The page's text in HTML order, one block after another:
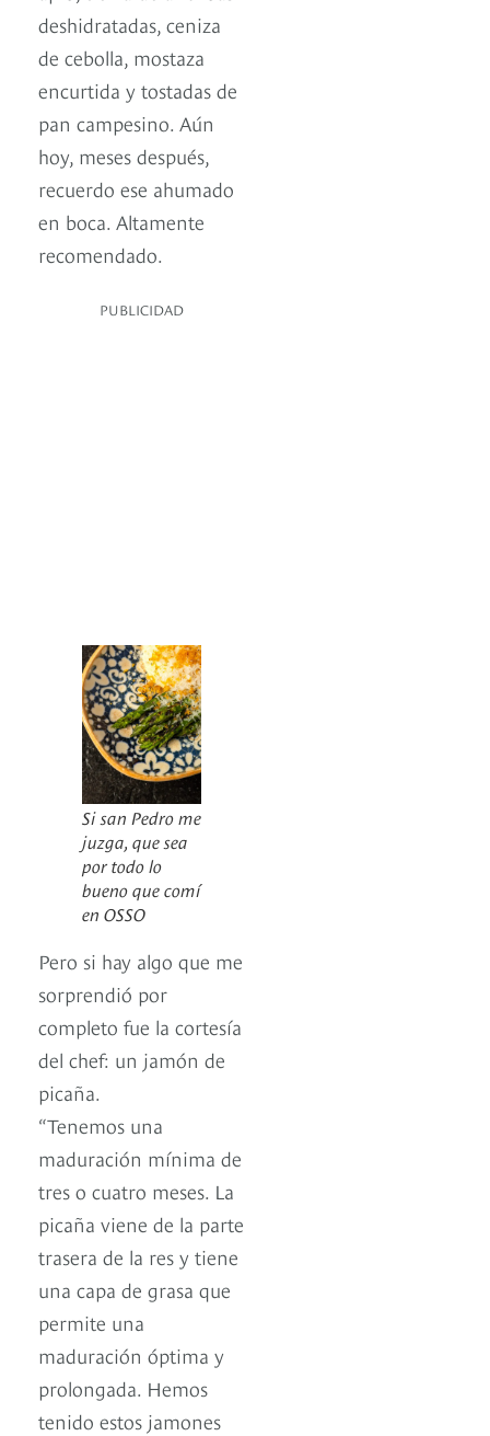
deshidratadas, ceniza
de cebolla, mostaza
encurtida y tostadas de
pan campesino. Aún
hoy, meses después,
recuerdo ese ahumado
en boca. Altamente
recomendado.
PUBLICIDAD
Si san Pedro me
juzga, que sea
por todo lo
bueno que comí
en OSSO
Pero si hay algo que me
sorprendió por
completo fue la cortesía
del chef: un jamón de
picaña.
“Tenemos una
maduración mínima de
tres o cuatro meses. La
picaña viene de la parte
trasera de la res y tiene
una capa de grasa que
permite una
maduración óptima y
prolongada. Hemos
tenido estos jamones